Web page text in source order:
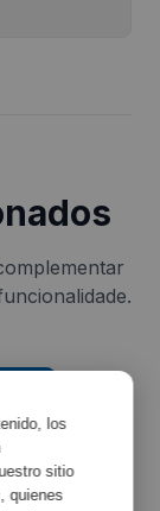
los
sitio
quienes